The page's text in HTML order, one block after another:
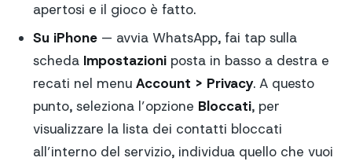
apertosi e il gioco è fatto.
Su iPhone— avvia WhatsApp, fai tap sulla
scheda Impostazioniposta in basso a destra e
recati nel menu Account > Privacy. A questo
punto, seleziona l’opzione Bloccati, per
visualizzare la lista dei contatti bloccati
all’interno del servizio, individua quello che vuoi